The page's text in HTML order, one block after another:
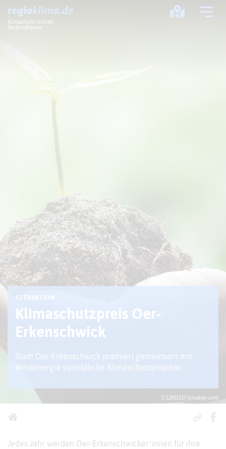
Klimaschutz im Kreis
Recklinghausen
Klimawandel
© 12831137 (pixabay.com)
ATTRAKTION
Klimaschutzpreis Oer-
Erkenschwick
Stadt Oer-Erkenschwick prämiert gemeinsam mit
Westenergie vorbildliche Klimaschutzprojekte
Jedes Jahr werden Oer-Erkenschwicker*innen für ihre